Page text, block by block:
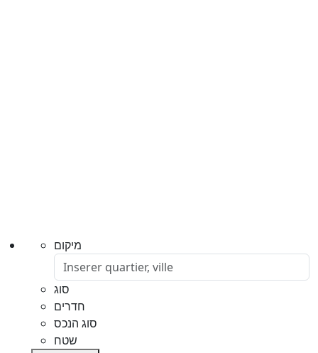
מיקום
סוג
חדרים
סוג הנכס
שטח